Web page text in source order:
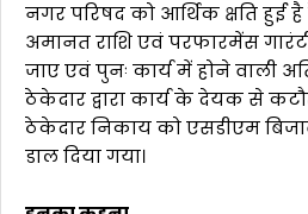
नगर परिषद को आर्थिक क्षति हुई
अमानत राशि एवं परफारमेंस
जाए एवं पुनः कार्य में होने वाली
ठेकेदार द्वारा कार्य के देयक से
ठेकेदार निकाय को एसडीएम
डाल दिया गया।